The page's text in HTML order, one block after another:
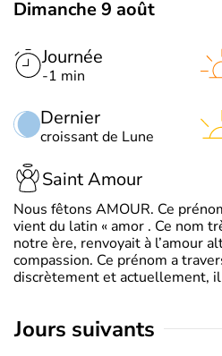
Dimanche 9 août
Journée
-1 min
Dernier
croissant de Lune
Saint Amour
Nous fêtons AMOUR. Ce
vient du latin « amor . Ce nom
notre ère, renvoyait à l’amour
compassion. Ce prénom a
discrètement et actuellement,
jours suivants